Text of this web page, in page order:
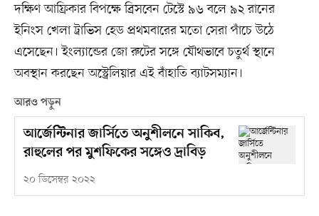
দক্ষিণ আফ্রিকার বিপক্ষে ব্রিসবেন টেস্টে ৯৬ বলে ৯২ রানের
ইনিংস খেলা ট্রাভিস হেড প্রথমবারের মতো সেরা পাঁচে উঠে
এসেছেন। ইংল্যান্ডের জো রুটের সঙ্গে যৌথভাবে চতুর্থ স্থানে
অবস্থান করছেন অস্ট্রেলিয়ার এই বাঁহাতি ব্যাটসম্যান।
আরও পড়ুন
আর্জেন্টিনার জার্সিতে অনুশীলনে সাকিব,
রাহুলের পর মুশফিকের সঙ্গেও দ্রাবিড়
২০ ডিসেম্বর ২০২২